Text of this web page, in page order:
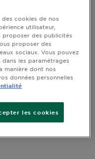
SENSITIVE
les avis
cookies de nos
utilisateur,
proposer des publicités
proposer des
sociaux. Vous pouvez
les paramétrages
manière dont nos
données personnelles
les cookies